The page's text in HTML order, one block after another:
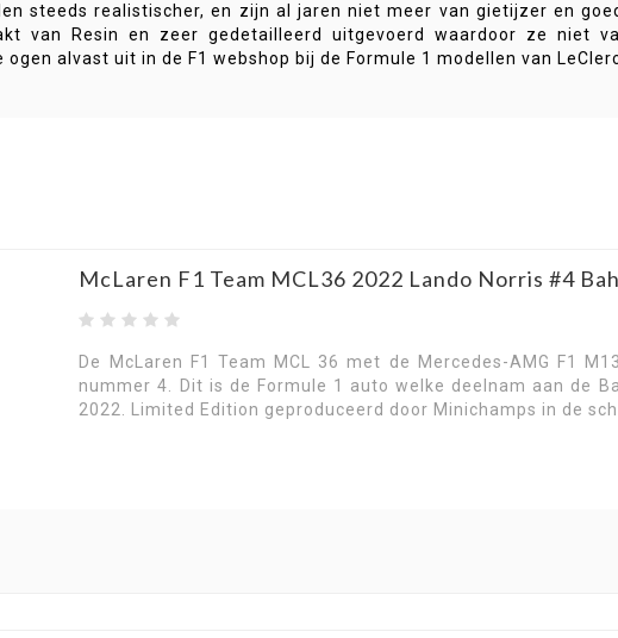
steeds realistischer, en zijn al jaren niet meer van gietijzer en
van Resin en zeer gedetailleerd
uitgevoerd waardoor ze niet
ogen alvast uit in de F1 webshop bij de Formule 1 modellen van
McLaren F1 Team MCL36 2022 Lando Norris #4
De McLaren F1 Team MCL 36 met de Mercedes-AMG F1
nummer 4. Dit is de Formule 1 auto welke deelnam aan de
2022. Limited Edition geproduceerd door Minichamps in de